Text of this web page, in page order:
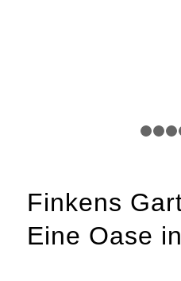
Finkens
Eine Oase